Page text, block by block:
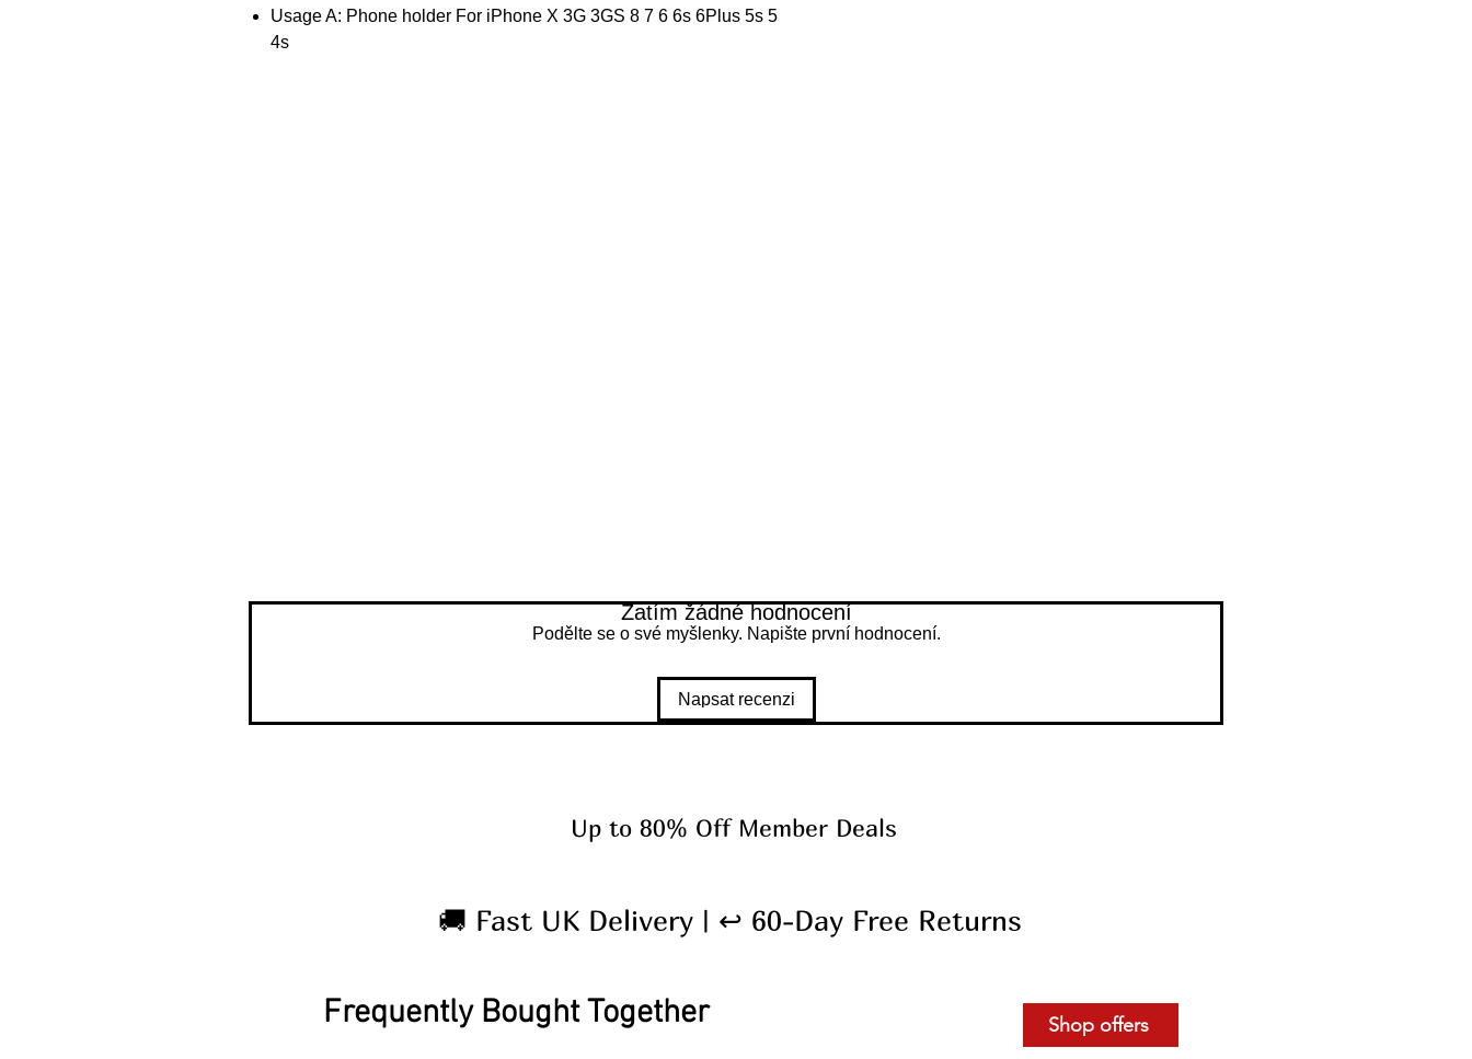
Usage A: Phone holder For iPhone X 3G 3GS 8 7 6 6s 6Plus 5s 5
4s
Zatím žádné hodnocení
Podělte se o své myšlenky. Napište první hodnocení.
Napsat recenzi
Up to 80% Off Member Deals
🚚 Fast UK Delivery | ↩ 60-Day Free Returns
Frequently Bought Together Shop offers